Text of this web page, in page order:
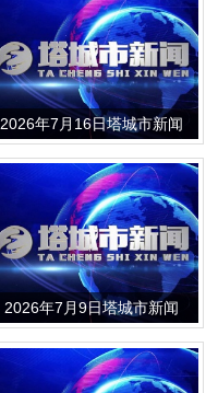
2026年7月16日塔城市新闻
2026年7月9日塔城市新闻